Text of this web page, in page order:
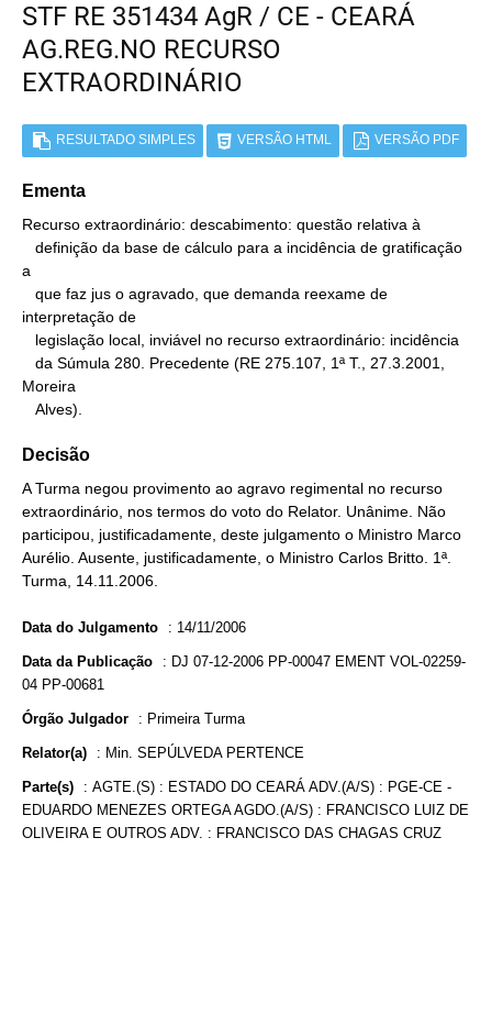
STF RE 351434 AgR / CE - CEARÁ
AG.REG.NO RECURSO
EXTRAORDINÁRIO
RESULTADO SIMPLES VERSÃO HTML VERSÃO PDF
Ementa
Recurso extraordinário: descabimento: questão relativa à
a
interpretação de
Moreira
   Alves).
Decisão
A Turma negou provimento ao agravo regimental no recurso
extraordinário, nos termos do voto do Relator. Unânime. Não
participou, justificadamente, deste julgamento o Ministro Marco
Aurélio. Ausente, justificadamente, o Ministro Carlos Britto. 1ª.
Turma, 14.11.2006.
Data do Julgamento : 14/11/2006
Data da Publicação : DJ 07-12-2006 PP-00047 EMENT VOL-02259-
04 PP-00681
Órgão Julgador : Primeira Turma
Relator(a) : Min. SEPÚLVEDA PERTENCE
Parte(s) : AGTE.(S) : ESTADO DO CEARÁ ADV.(A/S) : PGE-CE -
EDUARDO MENEZES ORTEGA AGDO.(A/S) : FRANCISCO LUIZ DE
OLIVEIRA E OUTROS ADV. : FRANCISCO DAS CHAGAS CRUZ